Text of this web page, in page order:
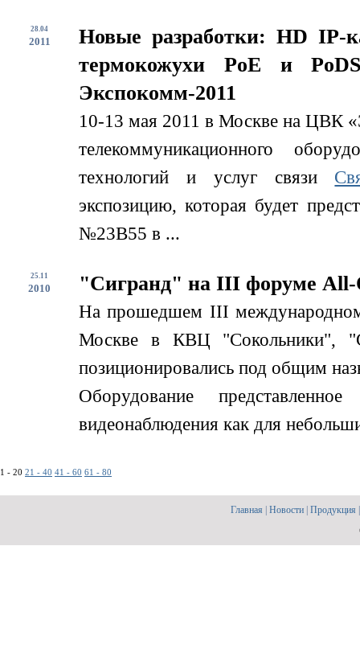
28.04
2011
Новые разработки: HD IP-
термокожухи PoE и
Экспокомм-2011
10-13 мая 2011 в Москве на ЦВК
телекоммуникационного
технологий и услуг связи
экспозицию, которая будет
№23B55 в ...
25.11
2010 "Сигранд" на III форуме All-
На прошедшем III
Москве в КВЦ "Сокольники",
позиционировались под общим
Оборудование
видеонаблюдения как для
1 - 20 21 - 40 41 - 60 61 - 80
Главная Новости Продукция